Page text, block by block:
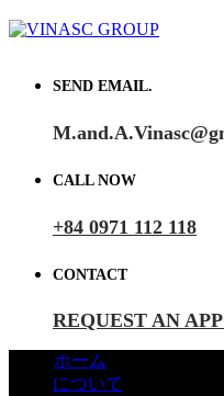
SEND EMAIL.
CALL NOW
+84 0971 112 118
CONTACT
REQUEST AN
ホーム
について